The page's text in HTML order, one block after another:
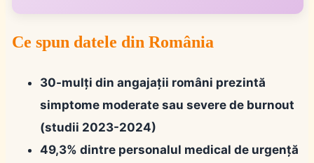
Ce spun datele din România
30-mulți din angajații români prezintă
simptome moderate sau severe de burnout
(studii 2023-2024)
49,3% dintre personalul medical de urgență